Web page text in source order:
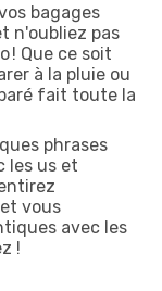
bagages
n'oubliez pas
! Que ce soit
à la pluie ou
fait toute la
phrases
les us et
vous
avec les
!